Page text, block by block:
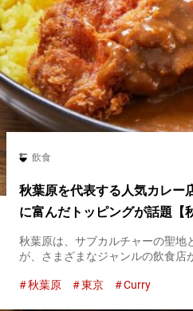
飲食
秋葉原を代表する人気カレ
に富んだトッピングが話題【
秋葉原は、サブカルチャーの聖地
が、さまざまなジャンルの飲食店
レー店。 『アキバ盛りカレー１
秋葉原 東京 Curry